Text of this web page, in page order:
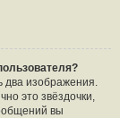
два изображения.
это звёздочки,
вы